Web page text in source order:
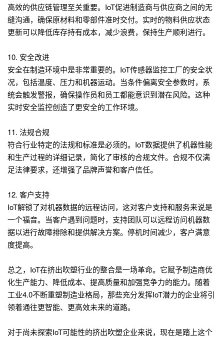
高效的供应链管理至关重要。IoT促进制造商与供应商之间的无
缝沟通，确保原材料和零部件准时交付。实时的物料供应状态
更新可以降低库存持有成本，减少浪费，保持生产顺利进行。
10. 安全改进
安全在制造环境中是非常重要的。IoT传感器监控工厂的安全状
况，包括温度、压力和机器运动。当条件偏离安全参数时，系
统会触发警报，确保操作员和员工都能意识到潜在风险。这种
实时安全监控创造了更安全的工作环境。
11. 法规合规
符合行业特定的法规和标准是必须的。IoT数据提供了机器性能
和生产过程的详细记录，简化了审核的合规文件。合规不仅满
足法律要求，还增强了品牌声誉和客户信任。
12. 客户支持
IoT解锁了对机器数据的远程访问，这对客户支持和服务来说是
一个福音。当客户遇到问题时，支持团队可以远程访问机器数
据以进行故障排除和提供解决方案。停机时间减少，客户满意
度提高。
总之，IoT在挤出吹塑行业的整合是一场革命。它赋予制造商优
化生产能力、降低成本、提高质量和加强竞争力的能力。随着
工业4.0不断重塑制造业格局，那些充分发挥IoT潜力的企业将引
领着通往更智能、更高效未来的道路。
对于尚未探索IoT可能性的挤出吹塑企业来说，现在是踏上这个